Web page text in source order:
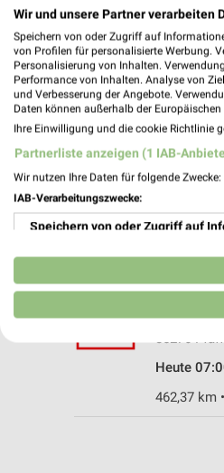
Kaufland
85276
Heute
Joseph-
85276
Heute
462,37 km
Wir und unsere Partner verarbeiten
Speichern von oder Zugriff auf
von Profilen für personalisierte Werbung.
Personalisierung von Inhalten.
Performance von Inhalten. Analyse von
und Verbesserung der Angebote.
Daten können außerhalb der
Ihre Einwilligung und die cookie Richtlinie
Partnerliste anzeigen (1 IAB-
Wir nutzen Ihre Daten für folgende Zwecke:
IAB-Verarbeitungszwecke:
Speichern von oder Zugriff auf
Verwendung reduzierter Daten
Erstellung von Profilen für
Erstellung von Profilen zur